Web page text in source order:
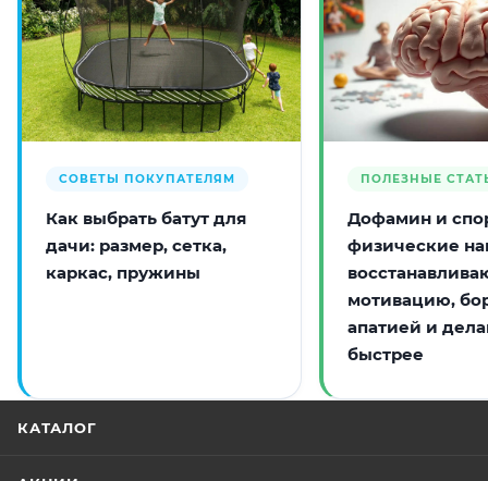
СОВЕТЫ ПОКУПАТЕЛЯМ
Как выбрать батут для
дачи: размер, сетка,
каркас, пружины
ПОЛЕЗНЫЕ
Дофамин и
физические
мотивацию,
апатией и
быстрее
КАТАЛОГ